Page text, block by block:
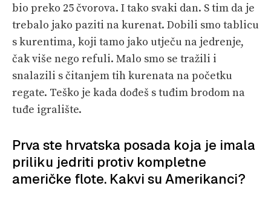
bio preko 25 čvorova. I tako svaki dan. S tim da je
trebalo jako paziti na kurenat. Dobili smo tablicu
s kurentima, koji tamo jako utječu na jedrenje,
čak više nego refuli. Malo smo se tražili i
snalazili s čitanjem tih kurenata na početku
regate. Teško je kada dođeš s tuđim brodom na
tuđe igralište.
Prva ste hrvatska posada koja je imala
priliku jedriti protiv kompletne
američke flote. Kakvi su Amerikanci?